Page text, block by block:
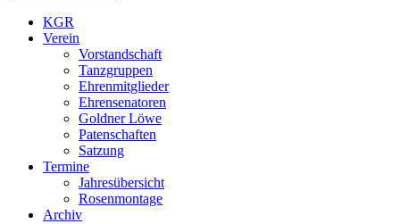
KGR
Verein
Vorstandschaft
Tanzgruppen
Ehrenmitglieder
Ehrensenatoren
Goldner Löwe
Patenschaften
Satzung
Termine
Jahresübersicht
Rosenmontage
Archiv